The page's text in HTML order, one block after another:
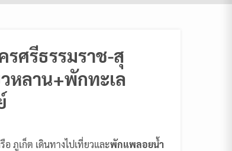
รศรีธรรมราช-สุ
หลาน+พักทะเล
ภูเก็ต เดินทางไปเที่ยวและพักแพลอยน้ำ